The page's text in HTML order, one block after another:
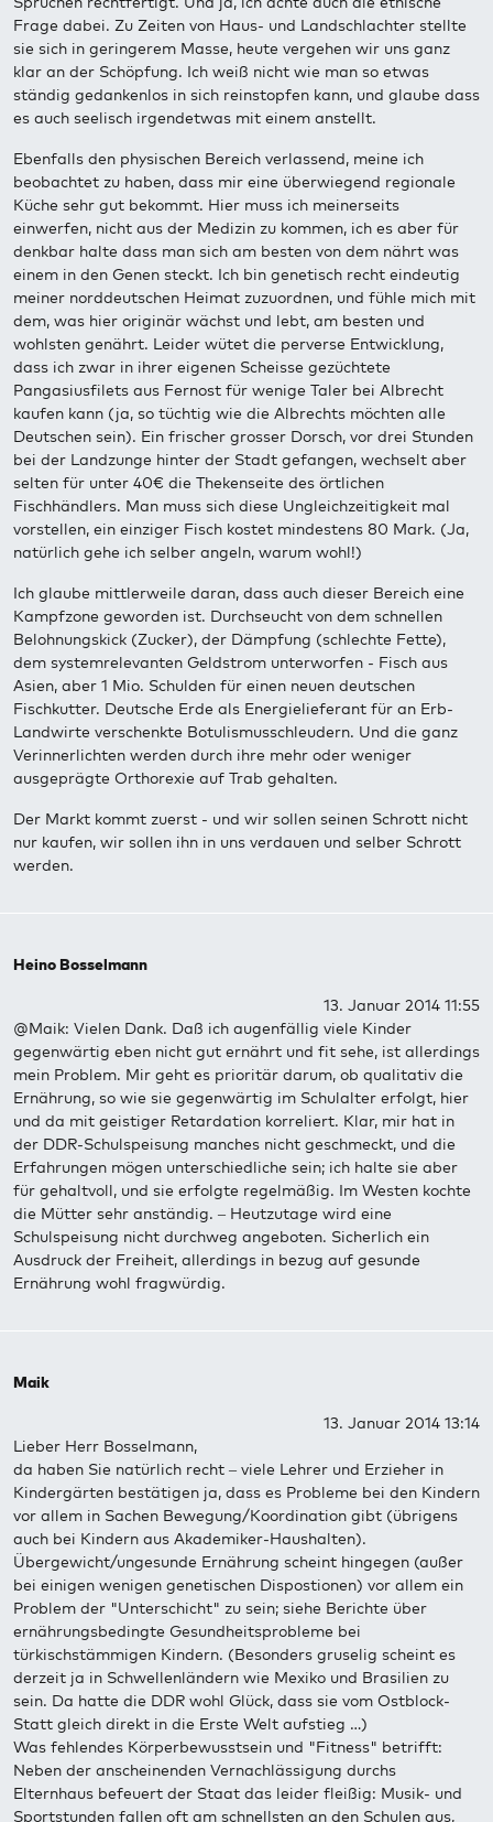
Frage dabei. Zu Zeiten von Haus- und Landschlachter stellte
sie sich in geringerem Masse, heute vergehen wir uns ganz
klar an der Schöpfung. Ich weiß nicht wie man so etwas
ständig gedankenlos in sich reinstopfen kann, und glaube dass
es auch seelisch irgendetwas mit einem anstellt.
Ebenfalls den physischen Bereich verlassend, meine ich
beobachtet zu haben, dass mir eine überwiegend regionale
Küche sehr gut bekommt. Hier muss ich meinerseits
einwerfen, nicht aus der Medizin zu kommen, ich es aber für
denkbar halte dass man sich am besten von dem nährt was
einem in den Genen steckt. Ich bin genetisch recht eindeutig
meiner norddeutschen Heimat zuzuordnen, und fühle mich mit
dem, was hier originär wächst und lebt, am besten und
wohlsten genährt. Leider wütet die perverse Entwicklung,
dass ich zwar in ihrer eigenen Scheisse gezüchtete
Pangasiusfilets aus Fernost für wenige Taler bei Albrecht
kaufen kann (ja, so tüchtig wie die Albrechts möchten alle
Deutschen sein). Ein frischer grosser Dorsch, vor drei Stunden
bei der Landzunge hinter der Stadt gefangen, wechselt aber
selten für unter 40€ die Thekenseite des örtlichen
Fischhändlers. Man muss sich diese Ungleichzeitigkeit mal
vorstellen, ein einziger Fisch kostet mindestens 80 Mark. (Ja,
natürlich gehe ich selber angeln, warum wohl!)
Ich glaube mittlerweile daran, dass auch dieser Bereich eine
Kampfzone geworden ist. Durchseucht von dem schnellen
Belohnungskick (Zucker), der Dämpfung (schlechte Fette),
dem systemrelevanten Geldstrom unterworfen - Fisch aus
Asien, aber 1 Mio. Schulden für einen neuen deutschen
Fischkutter. Deutsche Erde als Energielieferant für an Erb-
Landwirte verschenkte Botulismusschleudern. Und die ganz
Verinnerlichten werden durch ihre mehr oder weniger
ausgeprägte Orthorexie auf Trab gehalten.
Der Markt kommt zuerst - und wir sollen seinen Schrott nicht
nur kaufen, wir sollen ihn in uns verdauen und selber Schrott
werden.
Heino Bosselmann
13. Januar 2014 11:55
@Maik: Vielen Dank. Daß ich augenfällig viele Kinder
gegenwärtig eben nicht gut ernährt und fit sehe, ist allerdings
mein Problem. Mir geht es prioritär darum, ob qualitativ die
Ernährung, so wie sie gegenwärtig im Schulalter erfolgt, hier
und da mit geistiger Retardation korreliert. Klar, mir hat in
der DDR-Schulspeisung manches nicht geschmeckt, und die
Erfahrungen mögen unterschiedliche sein; ich halte sie aber
für gehaltvoll, und sie erfolgte regelmäßig. Im Westen kochte
die Mütter sehr anständig. – Heutzutage wird eine
Schulspeisung nicht durchweg angeboten. Sicherlich ein
Ausdruck der Freiheit, allerdings in bezug auf gesunde
Ernährung wohl fragwürdig.
Maik
13. Januar 2014 13:14
Lieber Herr Bosselmann,
da haben Sie natürlich recht – viele Lehrer und Erzieher in
Kindergärten bestätigen ja, dass es Probleme bei den Kindern
vor allem in Sachen Bewegung/Koordination gibt (übrigens
auch bei Kindern aus Akademiker-Haushalten).
Übergewicht/ungesunde Ernährung scheint hingegen (außer
bei einigen wenigen genetischen Dispostionen) vor allem ein
Problem der "Unterschicht" zu sein; siehe Berichte über
ernährungsbedingte Gesundheitsprobleme bei
türkischstämmigen Kindern. (Besonders gruselig scheint es
derzeit ja in Schwellenländern wie Mexiko und Brasilien zu
sein. Da hatte die DDR wohl Glück, dass sie vom Ostblock-
Statt gleich direkt in die Erste Welt aufstieg …)
Was fehlendes Körperbewusstsein und "Fitness" betrifft:
Neben der anscheinenden Vernachlässigung durchs
Elternhaus befeuert der Staat das leider fleißig: Musik- und
Sportstunden fallen oft am schnellsten an den Schulen aus,